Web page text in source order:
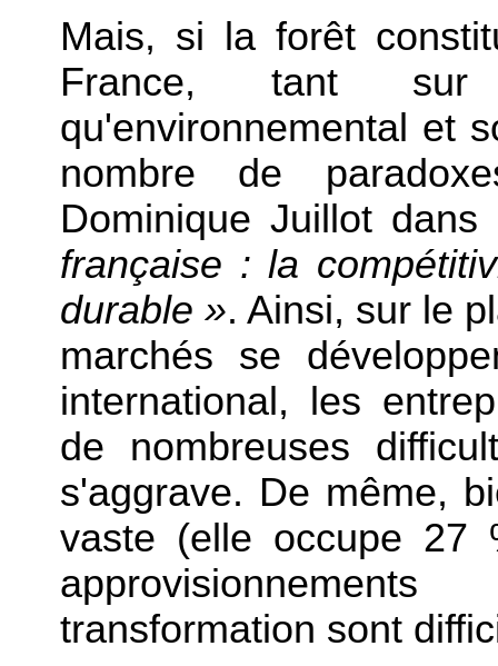
Mais, si la forêt
France, tant
qu'environnemental et
nombre de
Dominique Juillot
française : la
durable ». Ainsi, sur le
marchés se
international, les
de nombreuses
s'aggrave. De même,
vaste (elle occupe 27
transformation sont